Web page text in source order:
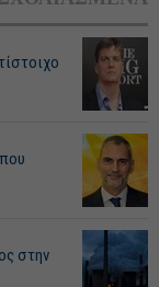
στην